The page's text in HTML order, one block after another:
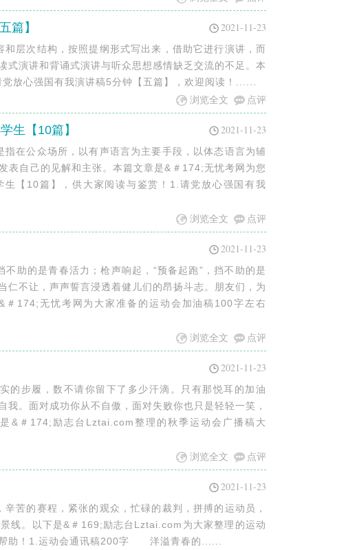
篇】 2021-11-23
和层次结构，按照提纲形式写出来，借助它进行演讲，而
式演讲和背诵式演讲与听众思想感情缺乏交流的不足。本
放心强国有我演讲稿5分钟【五篇】，欢迎阅读！......
浏览全文 点评
生【10篇】 2021-11-23
指在公众场所，以有声语言为主要手段，以体态语言为辅
表自己的见解和主张。本篇文章是&＃174;无忧考网为您
【10篇】，供大家阅读与鉴赏！1.请党放心强国有我
浏览全文 点评
2021-11-23
不助的是青春活力；枪声响起，“预备起跑”，挡不助的是
仁不让，声声誓言浸透着健儿们的昂扬斗志。朋友们，为
174;无忧考网为大家准备的运动会加油稿100字左右
浏览全文 点评
2021-11-23
的步履，数不请你留下了多少汗滴。只有那悦耳的加油
。面对成功你从不自傲，面对失败你也只是轻轻一笑，
&＃174;励志台Lztai.com整理的秋季运动会广播稿大
浏览全文 点评
2021-11-23
苦的赛程，紧张的观众，忙碌的裁判，拼搏的运动员，
线。以下是&＃169;励志台Lztai.com为大家整理的运动
助！1.运动会通讯稿200字 洋溢青春的......